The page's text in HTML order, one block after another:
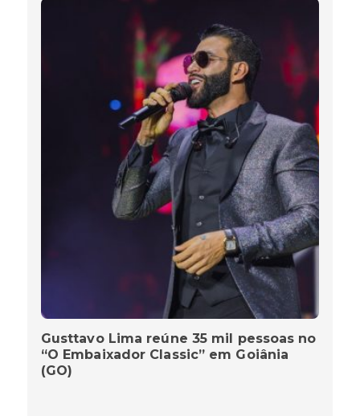
Gusttavo Lima reúne 35 mil pessoas no
“O Embaixador Classic” em Goiânia
(GO)